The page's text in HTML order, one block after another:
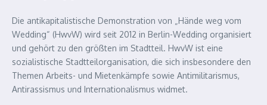
Die antikapitalistische Demonstration von „Hände weg vom
Wedding“ (HwvW) wird seit 2012 in Berlin-Wedding organisiert
und gehört zu den größten im Stadtteil. HwvW ist eine
sozialistische Stadtteilorganisation, die sich insbesondere den
Themen Arbeits- und Mietenkämpfe sowie Antimilitarismus,
Antirassismus und Internationalismus widmet.